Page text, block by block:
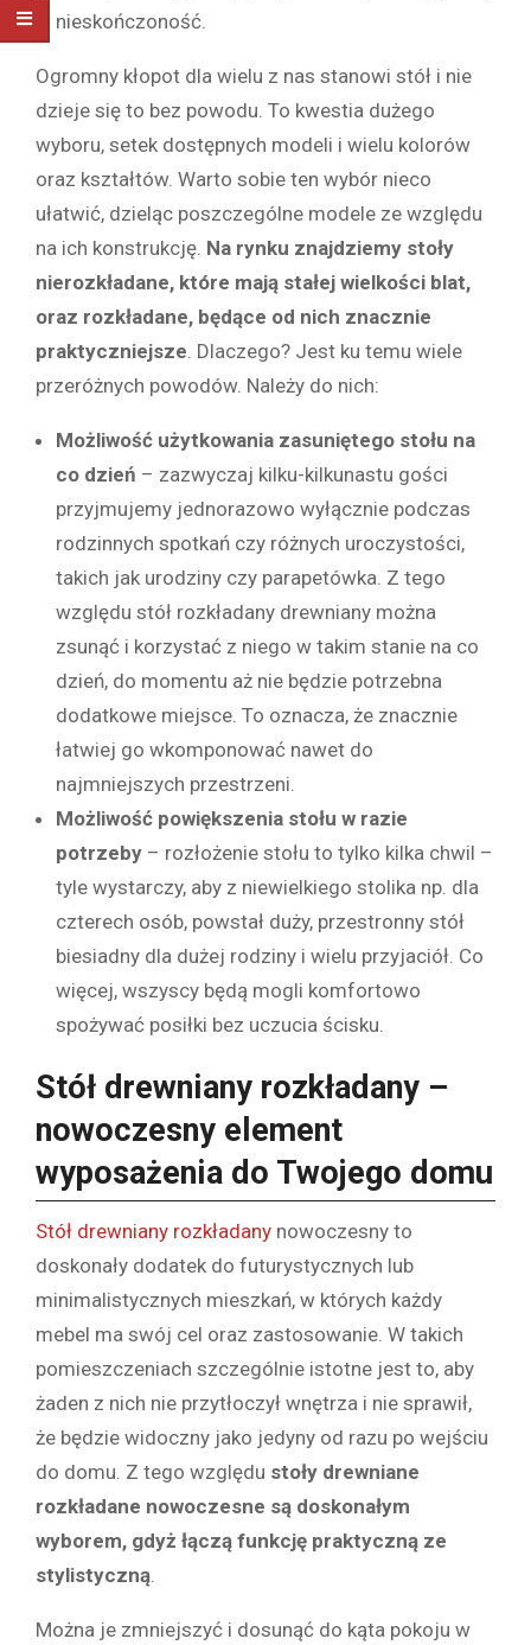
w nieskończoność.
Ogromny kłopot dla wielu z nas stanowi stół i nie
dzieje się to bez powodu. To kwestia dużego
wyboru, setek dostępnych modeli i wielu kolorów
oraz kształtów. Warto sobie ten wybór nieco
ułatwić, dzieląc poszczególne modele ze względu
na ich konstrukcję. Na rynku znajdziemy stoły
nierozkładane, które mają stałej wielkości blat,
oraz rozkładane, będące od nich znacznie
praktyczniejsze . Dlaczego? Jest ku temu wiele
przeróżnych powodów. Należy do nich:
Możliwość użytkowania zasuniętego stołu na
co dzień – zazwyczaj kilku-kilkunastu gości
przyjmujemy jednorazowo wyłącznie podczas
rodzinnych spotkań czy różnych uroczystości,
takich jak urodziny czy parapetówka. Z tego
względu stół rozkładany drewniany można
zsunąć i korzystać z niego w takim stanie na co
dzień, do momentu aż nie będzie potrzebna
dodatkowe miejsce. To oznacza, że znacznie
łatwiej go wkomponować nawet do
najmniejszych przestrzeni.
Możliwość powiększenia stołu w razie
potrzeby – rozłożenie stołu to tylko kilka chwil –
tyle wystarczy, aby z niewielkiego stolika np. dla
czterech osób, powstał duży, przestronny stół
biesiadny dla dużej rodziny i wielu przyjaciół. Co
więcej, wszyscy będą mogli komfortowo
spożywać posiłki bez uczucia ścisku.
Stół drewniany rozkładany –
nowoczesny element
wyposażenia do Twojego domu
Stół drewniany rozkładany nowoczesny to
doskonały dodatek do futurystycznych lub
minimalistycznych mieszkań, w których każdy
mebel ma swój cel oraz zastosowanie. W takich
pomieszczeniach szczególnie istotne jest to, aby
żaden z nich nie przytłoczył wnętrza i nie sprawił,
że będzie widoczny jako jedyny od razu po wejściu
do domu. Z tego względu stoły drewniane
rozkładane nowoczesne są doskonałym
wyborem, gdyż łączą funkcję praktyczną ze
stylistyczną
Można je zmniejszyć i dosunąć do kąta pokoju w